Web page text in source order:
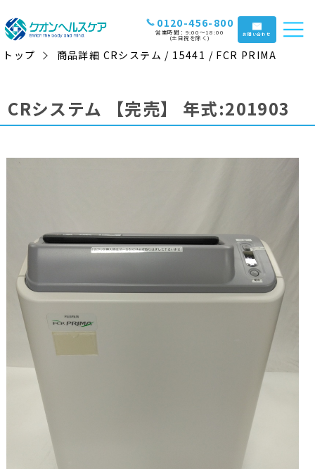
0120-456-800
営業時間：9:00〜18:00
(土日祝を除く) お問い合わせ
トップ 商品詳細 CRシステム / 15441 / FCR PRIMA
CRシステム 【完売】 年式:201903